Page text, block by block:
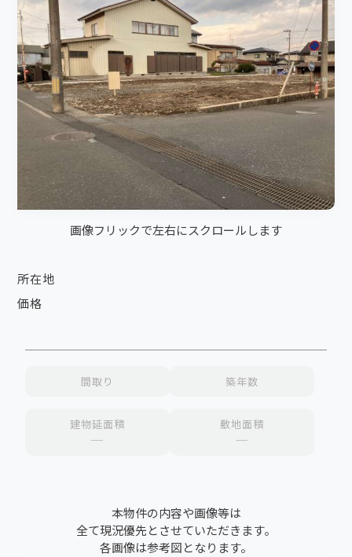
所在地
価格
間取り 築年数
建物延面積
─
敷地面積
─
画像フリックで左右にスクロールします
本物件の内容や画像等は
全て現況優先とさせていただきます。
各画像は参考図となります。